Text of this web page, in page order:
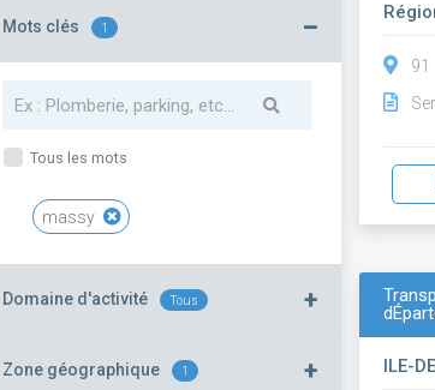
Mots clés 1 –
Tous les mots
massy
Domaine d'activité Tous +
Zone géographique 1 +
91
ILE-